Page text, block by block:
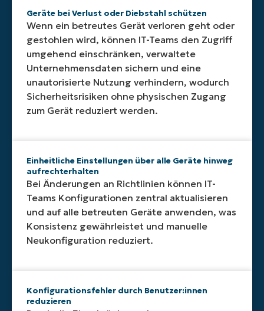
Geräte bei Verlust oder Diebstahl schützen
Wenn ein betreutes Gerät verloren geht oder
gestohlen wird, können IT-Teams den Zugriff
umgehend einschränken, verwaltete
Unternehmensdaten sichern und eine
unautorisierte Nutzung verhindern, wodurch
Sicherheitsrisiken ohne physischen Zugang
zum Gerät reduziert werden.
Einheitliche Einstellungen über alle Geräte hinweg
aufrechterhalten
Bei Änderungen an Richtlinien können IT-
Teams Konfigurationen zentral aktualisieren
und auf alle betreuten Geräte anwenden, was
Konsistenz gewährleistet und manuelle
Neukonfiguration reduziert.
Konfigurationsfehler durch Benutzer:innen
reduzieren